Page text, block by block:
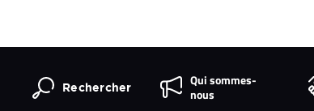
Rechercher
Qui sommes-
nous